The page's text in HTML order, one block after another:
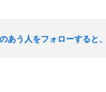
あう人をフォローすると